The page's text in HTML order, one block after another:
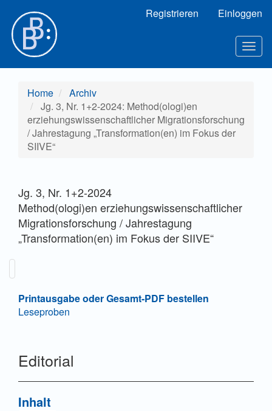
Hauptinhalt
Sidebar
Registrieren Einloggen
Home
Archiv
Jg. 3, Nr. 1+2-2024: Method(ologi)en
erziehungswissenschaftlicher Migrationsforschung
/ Jahrestagung „Transformation(en) im Fokus der
SIIVE“
Jg. 3, Nr. 1+2-2024
Method(ologi)en erziehungswissenschaftlicher
Migrationsforschung / Jahrestagung
„Transformation(en) im Fokus der SIIVE“
Printausgabe oder Gesamt-PDF bestellen
Leseproben
Editorial
Inhalt